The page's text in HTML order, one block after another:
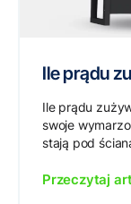
Ile prądu
Ile prądu
swoje
stają pod
Przeczytaj